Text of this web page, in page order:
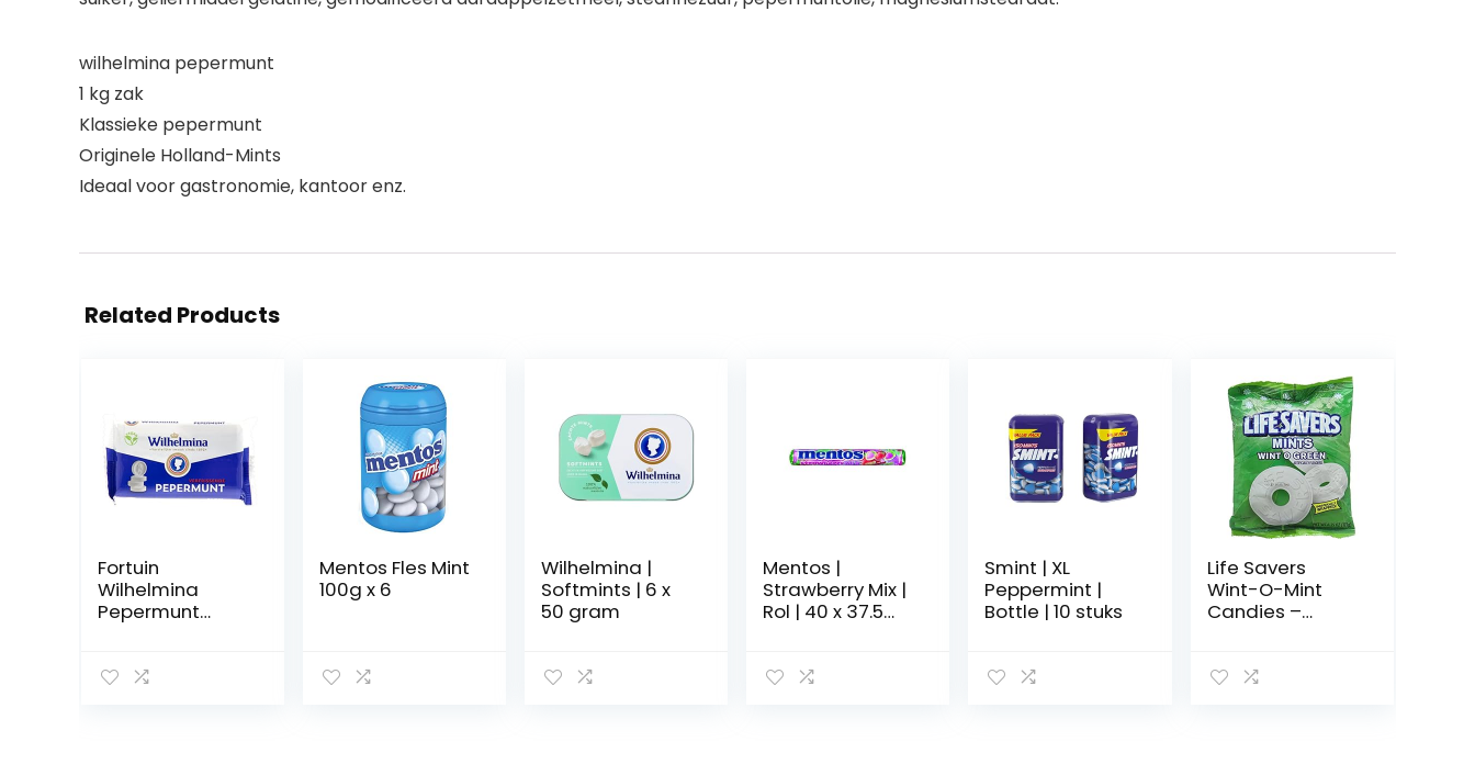
wilhelmina pepermunt
1 kg zak
Klassieke pepermunt
Originele Holland-Mints
Ideaal voor gastronomie, kantoor enz.
Related Products
Fortuin
Wilhelmina
Pepermunt
uit Holland 3
Mentos Fles Mint
100g x 6
Wilhelmina |
Softmints | 6 x
50 gram
Mentos |
Strawberry Mix |
Rol | 40 x 37.5
Smint | XL
Peppermint |
Bottle | 10 stuks
Life Savers
Wint-O-Mint
Candies –